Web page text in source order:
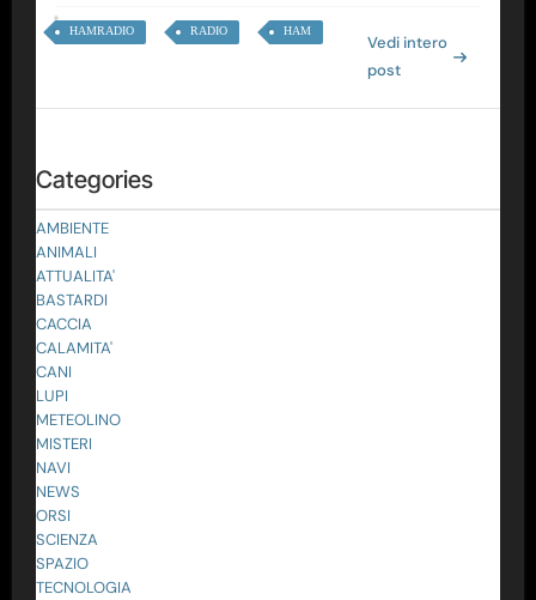
HAMRADIO RADIO HAM
Vedi intero
post
Categories
AMBIENTE
ANIMALI
ATTUALITA'
BASTARDI
CACCIA
CALAMITA'
CANI
LUPI
METEOLINO
MISTERI
NAVI
NEWS
ORSI
SCIENZA
SPAZIO
TECNOLOGIA